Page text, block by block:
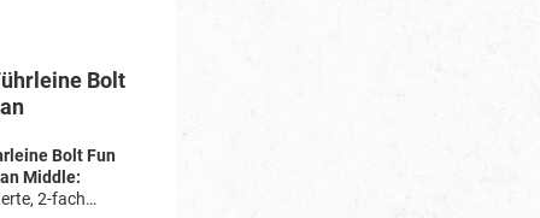
Bolt
Bolt Fun
Middle:
2-fach